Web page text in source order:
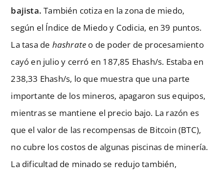
bajista. También cotiza en la zona de miedo,
según el Índice de Miedo y Codicia, en 39 puntos.
La tasa de hashrate o de poder de procesamiento
cayó en julio y cerró en 187,85 Ehash/s. Estaba en
238,33 Ehash/s, lo que muestra que una parte
importante de los mineros, apagaron sus equipos,
mientras se mantiene el precio bajo. La razón es
que el valor de las recompensas de Bitcoin (BTC),
no cubre los costos de algunas piscinas de minería.
La dificultad de minado se redujo también,